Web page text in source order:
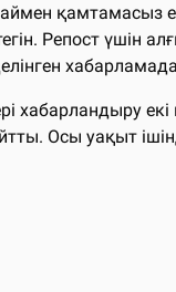
қамтамасыз
Репост үшін
хабарландыру
Осы уақыт